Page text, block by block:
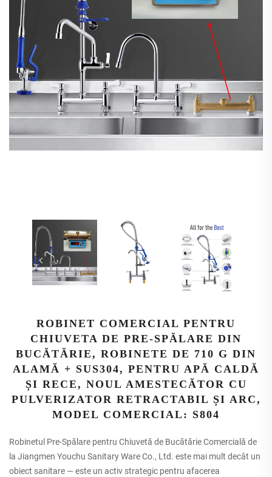
ROBINET COMERCIAL PENTRU
CHIUVETA DE PRE-SPĂLARE DIN
BUCĂTĂRIE, ROBINETE DE 710 G DIN
ALAMĂ + SUS304, PENTRU APĂ CALDĂ
ȘI RECE, NOUL AMESTECĂTOR CU
PULVERIZATOR RETRACTABIL ȘI ARC,
MODEL COMERCIAL: S804
Robinetul Pre-Spălare pentru Chiuvetă de Bucătărie Comercială de
la Jiangmen Youchu Sanitary Ware Co., Ltd. este mai mult decât un
obiect sanitare — este un activ strategic pentru afacerea